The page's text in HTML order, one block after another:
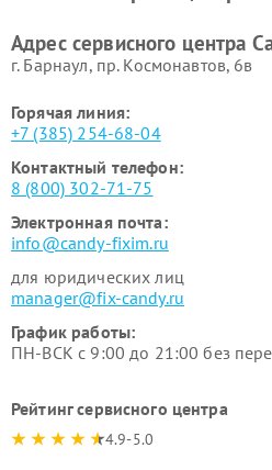
Адрес сервисного центра
г. Барнаул, ​пр. Космонавтов, 6в
Горячая линия:
+7 (385) 254-68-04
Контактный телефон:
8 (800) 302-71-75
Электронная почта:
info@candy-fixim.ru
для юридических лиц
manager@fix-candy.ru
График работы:
ПН-ВСК с 9:00 до 21:00 без
Рейтинг сервисного центра
4.9-5.0